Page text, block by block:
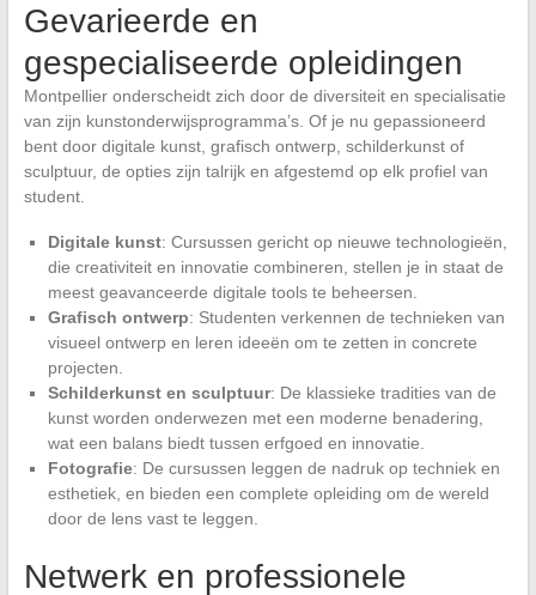
Gevarieerde en
gespecialiseerde opleidingen
Montpellier onderscheidt zich door de diversiteit en specialisatie
van zijn kunstonderwijsprogramma’s. Of je nu gepassioneerd
bent door digitale kunst, grafisch ontwerp, schilderkunst of
sculptuur, de opties zijn talrijk en afgestemd op elk profiel van
student.
Digitale kunst: Cursussen gericht op nieuwe technologieën,
die creativiteit en innovatie combineren, stellen je in staat de
meest geavanceerde digitale tools te beheersen.
Grafisch ontwerp: Studenten verkennen de technieken van
visueel ontwerp en leren ideeën om te zetten in concrete
projecten.
Schilderkunst en sculptuur: De klassieke tradities van de
kunst worden onderwezen met een moderne benadering,
wat een balans biedt tussen erfgoed en innovatie.
Fotografie: De cursussen leggen de nadruk op techniek en
esthetiek, en bieden een complete opleiding om de wereld
door de lens vast te leggen.
Netwerk en professionele